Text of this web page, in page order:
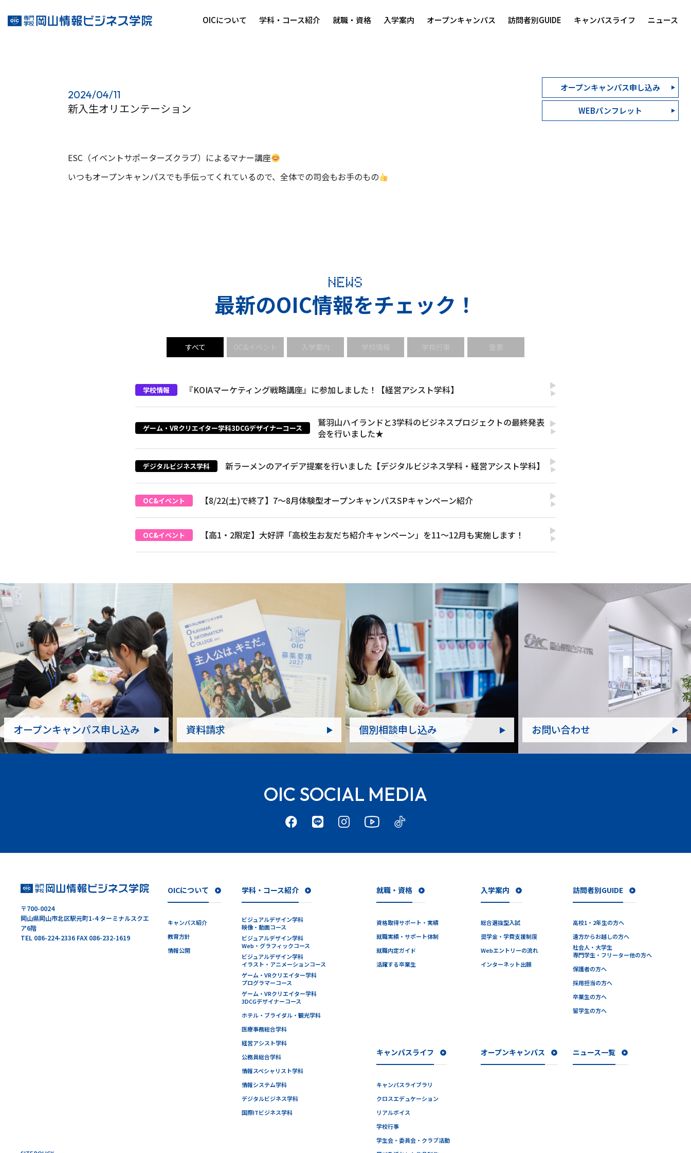
OICについて 学科・コース紹介 就職・資格 入学案内 オープンキャンパス 訪問者別GUIDE キャンパスライフ ニュース
2024/04/11
新入生オリエンテーション
ESC（イベントサポーターズクラブ）によるマナー講座
いつもオープンキャンパスでも手伝ってくれているので、全体での司会もお手のもの
NEWS
最新のOIC情報をチェック！
すべて
学校情報 『KOIAマーケティング戦略講座』に参加しました！【経営アシスト学科】 ▶
ゲーム・VRクリエイター学科3DCGデザイナーコース
鷲羽山ハイランドと3学科のビジネスプロジェクトの最終発表
会を行いました★
▶
デジタルビジネス学科 新ラーメンのアイデア提案を行いました【デジタルビジネス学科・経営アシスト学科】 ▶
OC&イベント 【8/22(土)で終了】7～8月体験型オープンキャンパスSPキャンペーン紹介 ▶
OC&イベント 【高1・2限定】大好評「高校生お友だち紹介キャンペーン」を11～12月も実施します！ ▶
オープンキャンパス申し込み 資料請求 個別相談申し込み お問い合わせ
OIC SOCIAL MEDIA
オープンキャンパス申し込み
WEBパンフレット
〒700-0024
岡山県岡山市北区駅元町1-4 ターミナルスクエ
ア6階
TEL 086-224-2336 FAX 086-232-1619
OICについて
キャンパス紹介
教育方針
情報公開
学科・コース紹介
ビジュアルデザイン学科
映像・動画コース
ビジュアルデザイン学科
Web・グラフィックコース
ビジュアルデザイン学科
イラスト・アニメーションコース
ゲーム・VRクリエイター学科
プログラマーコース
ゲーム・VRクリエイター学科
3DCGデザイナーコース
ホテル・ブライダル・観光学科
医療事務総合学科
経営アシスト学科
公務員総合学科
情報スペシャリスト学科
情報システム学科
デジタルビジネス学科
国際ITビジネス学科
就職・資格
資格取得サポート・実績
就職実績・サポート体制
就職内定ガイド
活躍する卒業生
入学案内
総合選抜型入試
奨学金・学費支援制度
Webエントリーの流れ
インターネット出願
訪問者別GUIDE
高校1・2年生の方へ
遠方からお越しの方へ
社会人・大学生
専門学生・フリーター他の方へ
保護者の方へ
採用担当の方へ
卒業生の方へ
留学生の方へ
キャンパスライフ
キャンパスライブラリ
クロスエデュケーション
リアルボイス
学校行事
学生会・委員会・クラブ活動
オープンキャンパス ニュース一覧